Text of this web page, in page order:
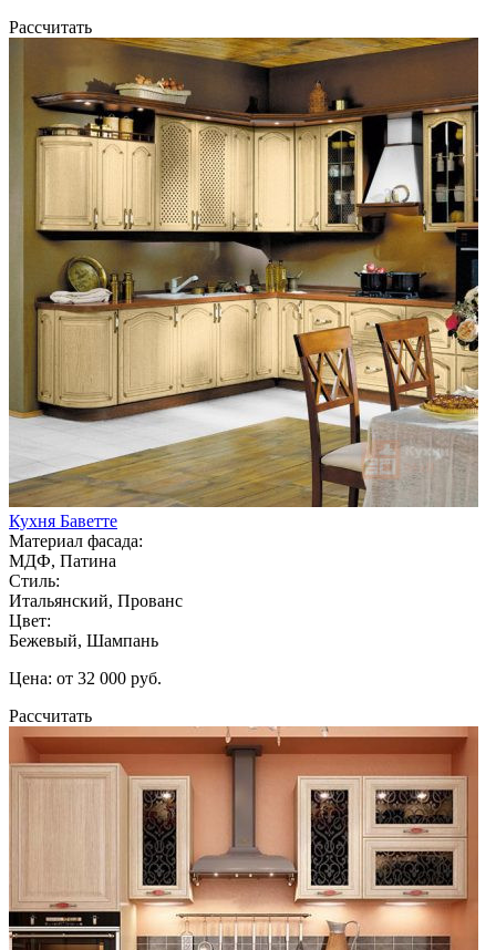
Рассчитать
Кухня Баветте
Материал фасада:
МДФ, Патина
Стиль:
Итальянский, Прованс
Цвет:
Бежевый, Шампань
Цена: от 32 000 руб.
Рассчитать